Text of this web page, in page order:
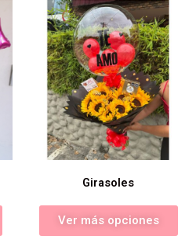
Girasoles
Ver más opciones